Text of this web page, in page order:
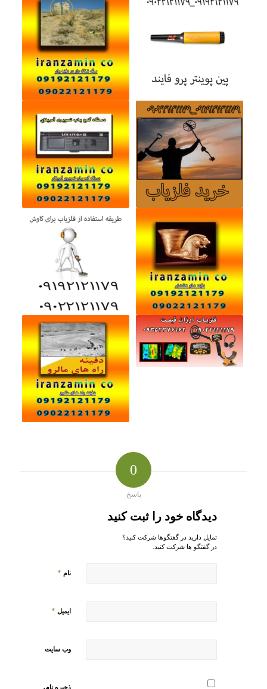
0
پاسخ
دیدگاه خود را ثبت کنید
تمایل دارید در گفتگوها شرکت کنید؟
در گفتگو ها شرکت کنید.
نام *
ایمیل *
وب‌ سایت
ذخیره نام،